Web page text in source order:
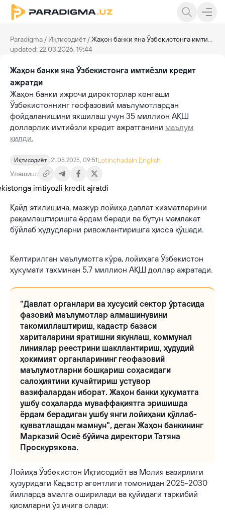
Paradigma / Иқтисодиёт /Жаҳон банки яна Ўзбекистонга имтиёзли кредит ажратди
updated: 22.03.2026, 19:44
Жаҳон банки яна Ўзбекистонга имтиёзли кредит
ажратди
Жаҳон банки ижрочи директорлар кенгаши
Ўзбекистоннинг геофазовий маълумотлардан
фойдаланишини яхшилаш учун 35 миллион АҚШ
долларлик имтиёзли кредит ажратганини маълум
қилди.
Иқтисодиёт 21.05.2025, 09:51 LotinchadaIn English
Улашиш:
Қайд этилишича, мазкур лойиҳа давлат хизматларини
рақамлаштиришга ёрдам беради ва бутун мамлакат
бўйлаб ҳудудларни ривожлантиришга ҳисса қўшади.
Келтирилган маълумотга кўра, лойиҳага Ўзбекистон
ҳукумати тахминан 5,7 миллион АҚШ доллар ажратади.
"Давлат органлари ва хусусий сектор ўртасида
фазовий маълумотлар алмашинувини
такомиллаштириш, кадастр базаси
хариталарини яратишни якунлаш, коммунал
линиялар реестрини шакллантириш, ҳудудий
ҳокимият органларининг геофазовий
маълумотларни бошқариш соҳасидаги
салоҳиятини кучайтириш устувор
вазифалардан иборат. Жаҳон банки ҳукуматга
ушбу соҳаларда муваффақиятга эришишда
ёрдам берадиган ушбу янги лойиҳани қўллаб-
қувватлашдан мамнун", деган Жаҳон банкининг
Марказий Осиё бўйича директори Татяна
Проскурякова.
Лойиҳа Ўзбекистон Иқтисодиёт ва Молия вазирлиги
ҳузуридаги Кадастр агентлиги томонидан 2025-2030
йилларда амалга оширилади ва қуйидаги таркибий
қисмларни ўз ичига олади: